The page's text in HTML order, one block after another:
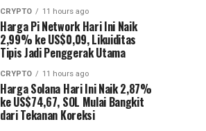
CRYPTO 11 hours ago
Harga Pi Network Hari Ini Naik
2,99% ke US$0,09, Likuiditas
Tipis Jadi Penggerak Utama
CRYPTO 11 hours ago
Harga Solana Hari Ini Naik 2,87%
ke US$74,67, SOL Mulai Bangkit
dari Tekanan Koreksi